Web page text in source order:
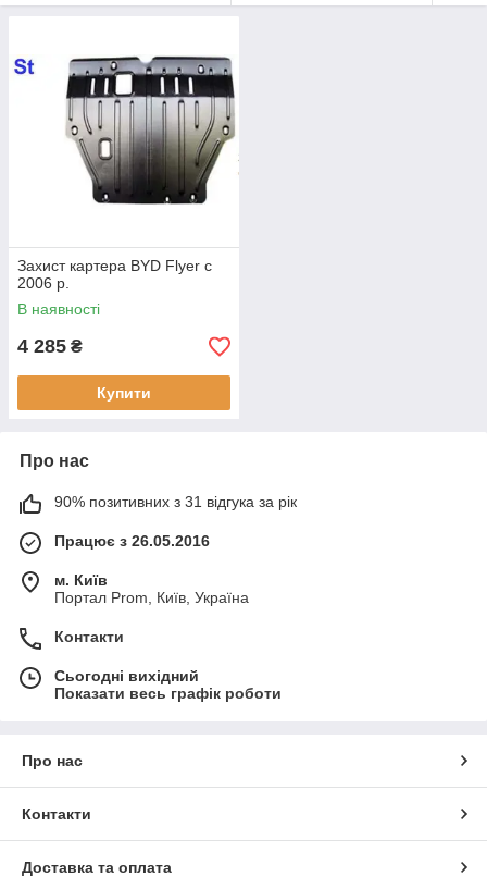
Захист картера BYD Flyer c
2006 р.
В наявності
4 285 ₴
Купити
Про нас
90% позитивних з 31 відгука за рік
Працює з 26.05.2016
м. Київ
Портал Prom, Київ, Україна
Контакти
Сьогодні вихідний
Показати весь графік роботи
Про нас
Контакти
Доставка та оплата